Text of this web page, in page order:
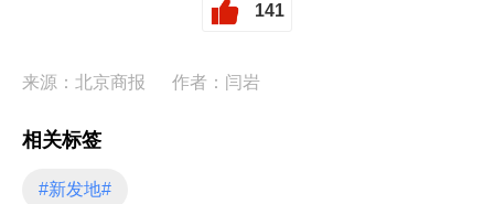
141
来源：北京商报 作者：闫岩
相关标签
#新发地#